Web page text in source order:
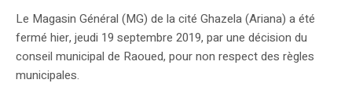
Le Magasin Général (MG) de la cité Ghazela (Ariana) a été
fermé hier, jeudi 19 septembre 2019, par une décision du
conseil municipal de Raoued, pour non respect des règles
municipales.